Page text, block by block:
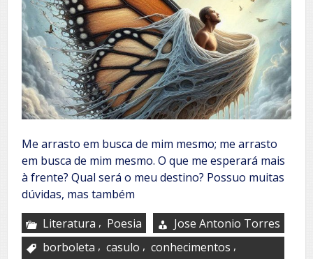
Me arrasto em busca de mim mesmo; me arrasto
em busca de mim mesmo. O que me esperará mais
à frente? Qual será o meu destino? Possuo muitas
dúvidas, mas também
Literatura , Poesia
Jose Antonio Torres
borboleta , casulo , conhecimentos ,